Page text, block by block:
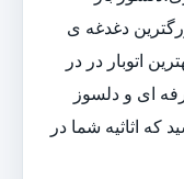
دغدغه ی
اتوبار در در
ای و دلسوز
که اثاثیه شما در